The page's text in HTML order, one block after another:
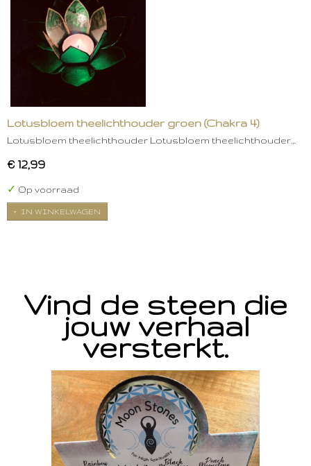
Lotusbloem theelichthouder groen (Chakra 4)
Lotusbloem theelichthouder Lotusbloem theelichthouder…
€ 12,99
✓ Op voorraad
IN WINKELWAGEN
Vind de steen die
jouw verhaal
versterkt.